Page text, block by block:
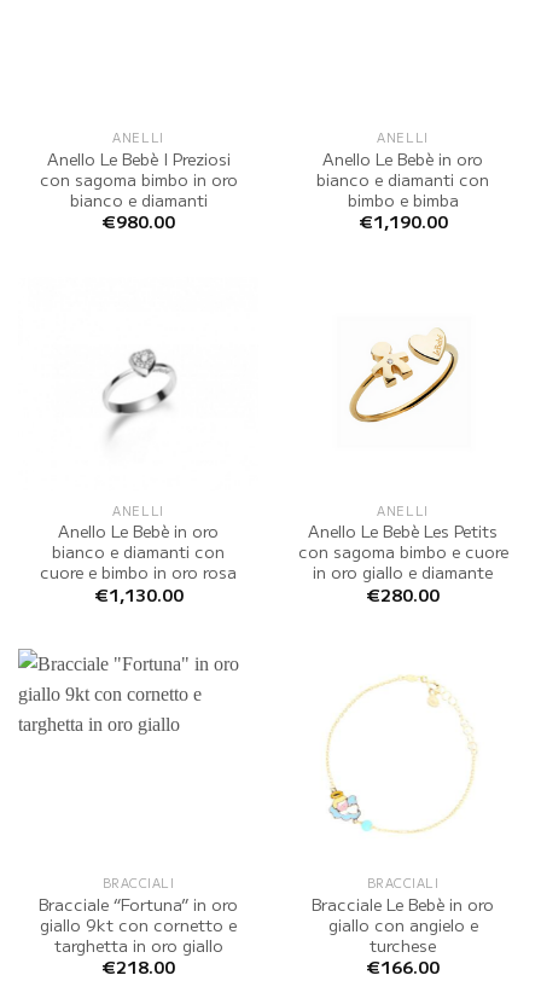
ANELLI
Anello Le Bebè I Preziosi
con sagoma bimbo in oro
bianco e diamanti
€980.00
ANELLI
Anello Le Bebè in oro
bianco e diamanti con
bimbo e bimba
€1,190.00
ANELLI
Anello Le Bebè in oro
bianco e diamanti con
cuore e bimbo in oro rosa
€1,130.00
ANELLI
Anello Le Bebè Les Petits
con sagoma bimbo e cuore
in oro giallo e diamante
€280.00
BRACCIALI
Bracciale “Fortuna” in oro
giallo 9kt con cornetto e
targhetta in oro giallo
€218.00
BRACCIALI
Bracciale Le Bebè in oro
giallo con angielo e
turchese
€166.00